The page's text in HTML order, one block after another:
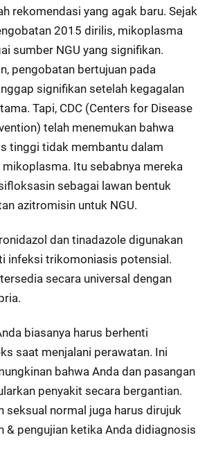
rekomendasi yang agak baru. Sejak
2015 dirilis, mikoplasma
sumber NGU yang signifikan.
pengobatan bertujuan pada
signifikan setelah kegagalan
Tapi, CDC (Centers for Disease
telah menemukan bahwa
tinggi tidak membantu dalam
mikoplasma. Itu sebabnya mereka
sebagai lawan bentuk
azitromisin untuk NGU.
dan tinadazole digunakan
infeksi trikomoniasis potensial.
secara universal dengan
biasanya harus berhenti
saat menjalani perawatan. Ini
bahwa Anda dan pasangan
penyakit secara bergantian.
seksual normal juga harus dirujuk
& pengujian ketika Anda didiagnosis